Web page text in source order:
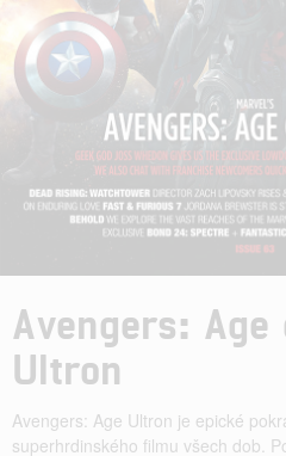
Avengers: Age
Ultron
Avengers: Age Ultron je epické
superhrdinského filmu všech dob.